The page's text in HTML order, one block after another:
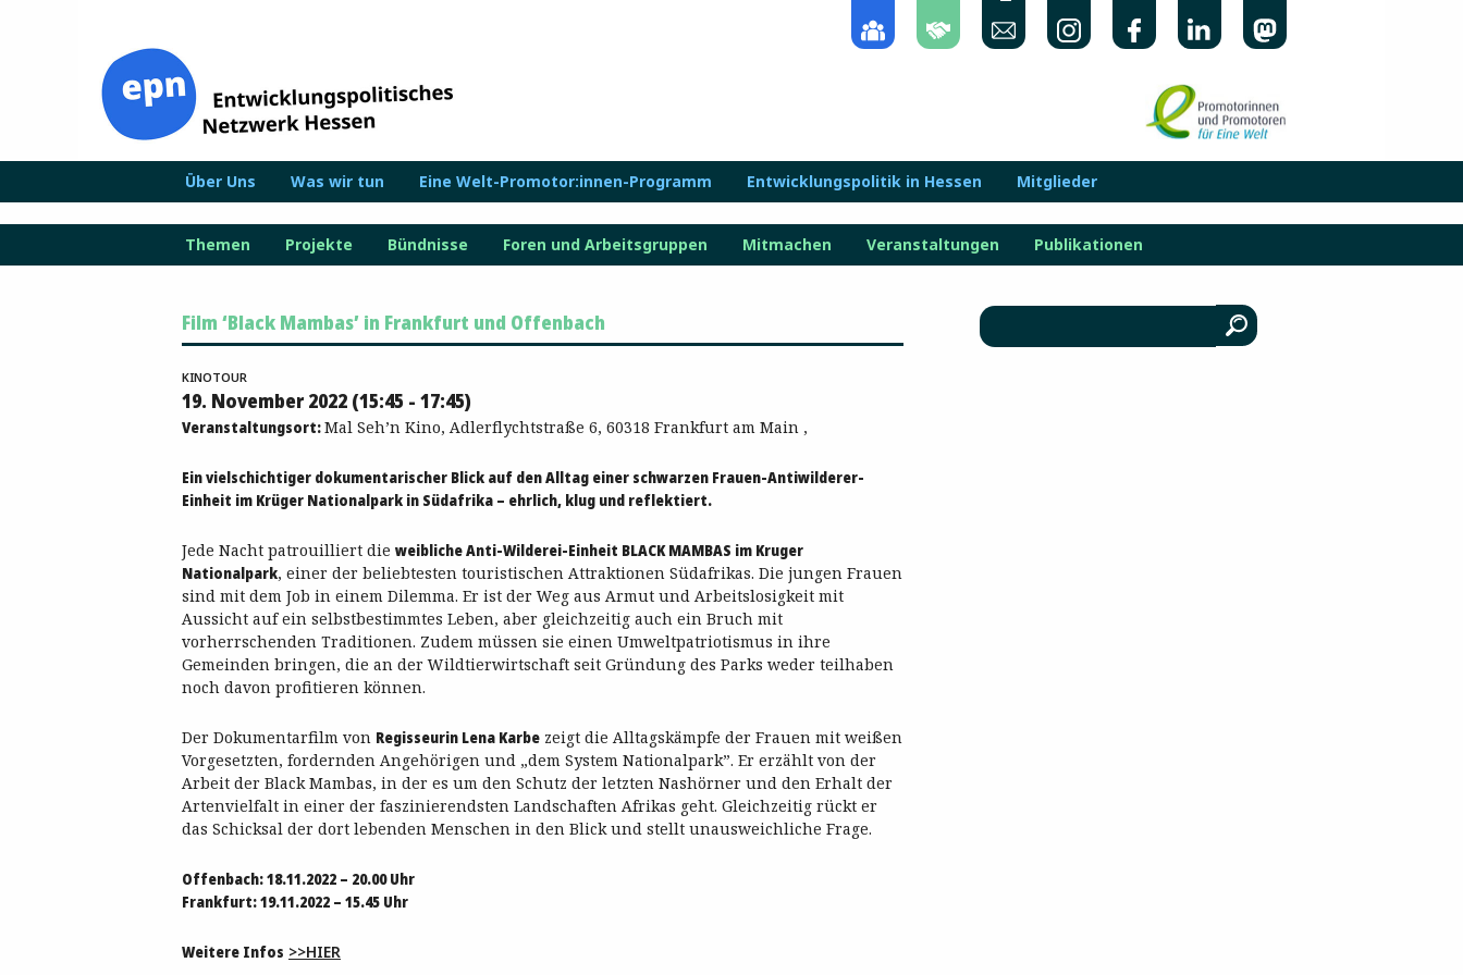
Über Uns Was wir tun Eine Welt-Promotor:innen-Programm Entwicklungspolitik in Hessen Mitglieder
Themen Projekte Bündnisse Foren und Arbeitsgruppen Mitmachen Veranstaltungen Publikationen
Film ‘Black Mambas’ in Frankfurt und Offenbach
KINOTOUR
19. November 2022 (15:45 - 17:45)
Veranstaltungsort:Mal Seh’n Kino, Adlerflychtstraße 6, 60318 Frankfurt am Main ,
Ein vielschichtiger dokumentarischer Blick auf den Alltag einer schwarzen Frauen-Antiwilderer-
Einheit im Krüger Nationalpark in Südafrika – ehrlich, klug und reflektiert.
Jede Nacht patrouilliert die weibliche Anti-Wilderei-Einheit BLACK MAMBAS im Kruger
Nationalpark, einer der beliebtesten touristischen Attraktionen Südafrikas. Die jungen Frauen
sind mit dem Job in einem Dilemma. Er ist der Weg aus Armut und Arbeitslosigkeit mit
Aussicht auf ein selbstbestimmtes Leben, aber gleichzeitig auch ein Bruch mit
vorherrschenden Traditionen. Zudem müssen sie einen Umweltpatriotismus in ihre
Gemeinden bringen, die an der Wildtierwirtschaft seit Gründung des Parks weder teilhaben
noch davon profitieren können.
Der Dokumentarfilm von Regisseurin Lena Karbe zeigt die Alltagskämpfe der Frauen mit weißen
Vorgesetzten, fordernden Angehörigen und „dem System Nationalpark”. Er erzählt von der
Arbeit der Black Mambas, in der es um den Schutz der letzten Nashörner und den Erhalt der
Artenvielfalt in einer der faszinierendsten Landschaften Afrikas geht. Gleichzeitig rückt er
das Schicksal der dort lebenden Menschen in den Blick und stellt unausweichliche Frage.
Offenbach: 18.11.2022 – 20.00 Uhr
Frankfurt: 19.11.2022 – 15.45 Uhr
Weitere Infos >>HIER